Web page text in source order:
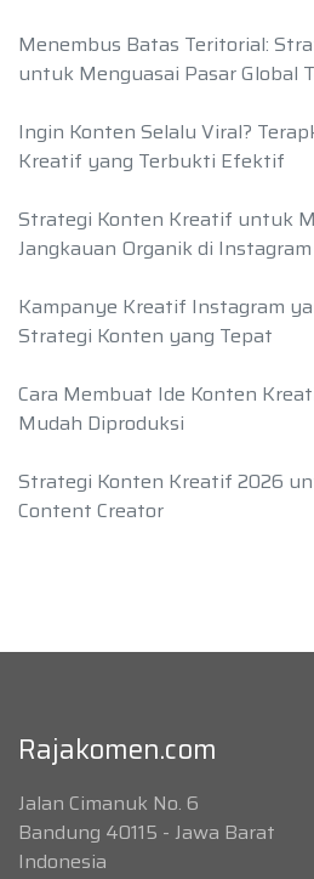
Menembus Batas Teritorial:
untuk Menguasai Pasar Global
Ingin Konten Selalu Viral?
Kreatif yang Terbukti Efektif
Strategi Konten Kreatif untuk
Jangkauan Organik di Instagram
Kampanye Kreatif Instagram
Strategi Konten yang Tepat
Cara Membuat Ide Konten
Mudah Diproduksi
Strategi Konten Kreatif 2026
Content Creator
Rajakomen.com
Jalan Cimanuk No. 6
Bandung 40115 - Jawa Barat
Indonesia